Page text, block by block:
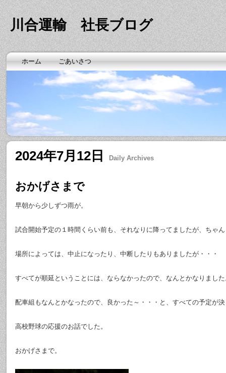
川合運輸 社長ブログ
ホーム ごあいさつ
2024年7月12日 Daily Archives
おかげさまで
早朝から少しずつ雨が。
試合開始予定の１時間くらい前も、それなりに降ってましたが、ちゃ
場所によっては、中止になったり、中断したりもありましたが・・・
すべてが順延ということには、ならなかったので、なんとかなりまし
配車組もなんとかなったので、良かった～・・・と、すべての予定が
高校野球の応援のお話でした。
おかげさまで。